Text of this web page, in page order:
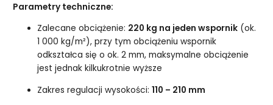
Parametry techniczne:
Zalecane obciążenie: 220 kg na jeden wspornik (ok.
1 000 kg/m²), przy tym obciążeniu wspornik
odkształca się o ok. 2 mm, maksymalne obciążenie
jest jednak kilkukrotnie wyższe
Zakres regulacji wysokości:110 – 210 mm